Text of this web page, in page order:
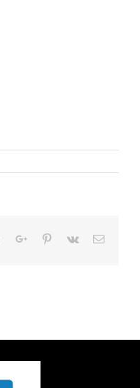
TumblrGoogle+Pinterest
Vk Email